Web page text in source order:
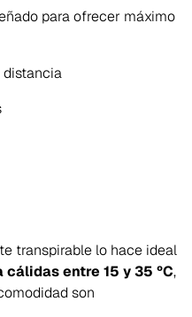
para ofrecer máximo
distancia
transpirable lo hace ideal
entre 15 y 35 ºC,
son